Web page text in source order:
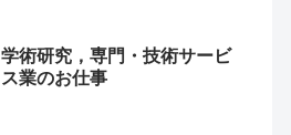
学術研究，専門・技術サービ
ス業のお仕事